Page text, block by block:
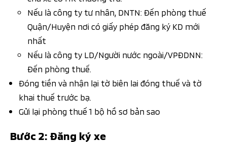
Nếu là công ty tư nhân, DNTN: Đến phòng thuế
Quận/Huyện nơi có giấy phép đăng ký KD mới
nhất
Nếu là công ty LD/Người nước ngoài/VPĐDNN:
Đến phòng thuế.
Đóng tiền và nhận lại tờ biên lai đóng thuế và tờ
khai thuế trước bạ.
Gửi lại phòng thuế 1 bộ hồ sơ bản sao
Bước 2: Đăng ký xe